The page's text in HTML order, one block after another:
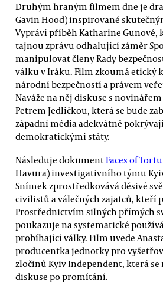
Druhým hraným filmem dne je
Gavin Hood) inspirované
Vypráví příběh Katharine Gunové,
tajnou zprávu odhalující záměr
manipulovat členy Rady
válku v Iráku. Film zkoumá etický
národní bezpečností a právem
Naváže na něj diskuse s
Petrem Jedličkou, která se bude
západní média adekvátně
demokratickými státy.
Následuje dokumentFaces of
Havura) investigativního týmu
Snímek zprostředkovává děsivé
civilistů a válečných zajatců, kteří
Prostřednictvím silných přímých
poukazuje na systematické
probíhající války. Film uvede
producentka jednotky pro
zločinů Kyiv Independent, která se
diskuse po promítání.